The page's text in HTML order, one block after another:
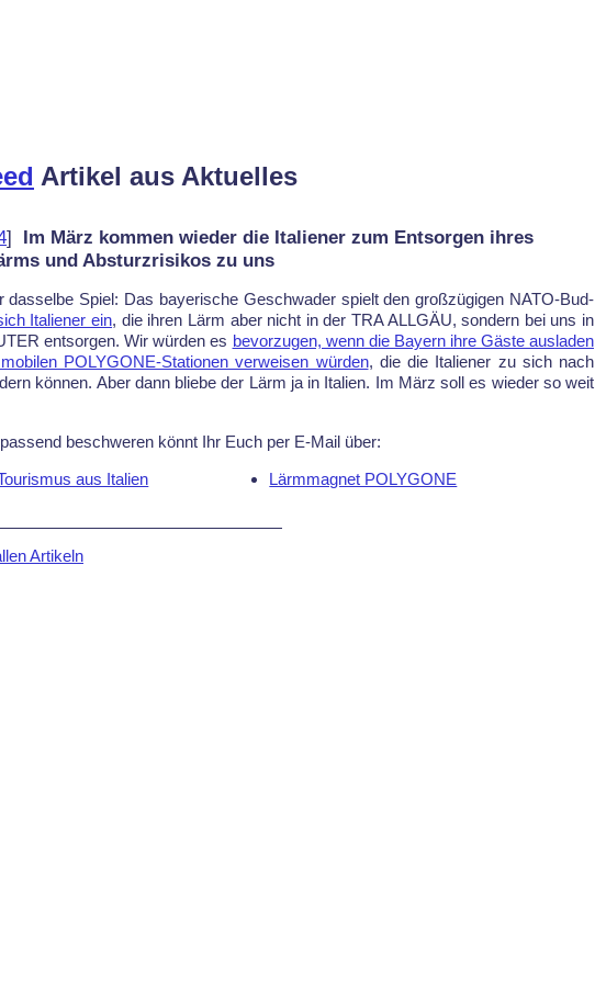
Artikel aus Aktuelles
] Im März kommen wieder die Italiener zum Entsorgen ihres
und Absturzrisikos zu uns
das­sel­be Spiel: Das baye­ri­sche Ge­schwa­der spielt den groß­zü­gi­gen NATO-Bud­
Ita­lie­ner ein, die ih­ren Lärm aber nicht in der TRA ALL­GÄU, son­dern bei uns in
ent­sor­gen. Wir wür­den es be­vor­zu­gen, wenn die Bay­ern ih­re Gäs­te aus­la­den
POLYGONE-Sta­tio­nen ver­wei­sen wür­den, die die Ita­lie­ner zu sich nach
kön­nen. Aber dann blie­be der Lärm ja in Ita­li­en. Im März soll es wie­der so weit
be­schwe­ren könnt Ihr Euch per E-Mail über:
aus Italien Lärmmagnet POLYGONE
Artikeln